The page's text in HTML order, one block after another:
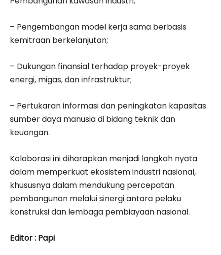
– Pengembangan model kerja sama berbasis
kemitraan berkelanjutan;
– Dukungan finansial terhadap proyek-proyek
energi, migas, dan infrastruktur;
– Pertukaran informasi dan peningkatan kapasitas
sumber daya manusia di bidang teknik dan
keuangan.
Kolaborasi ini diharapkan menjadi langkah nyata
dalam memperkuat ekosistem industri nasional,
khususnya dalam mendukung percepatan
pembangunan melalui sinergi antara pelaku
konstruksi dan lembaga pembiayaan nasional.
Editor : Papi